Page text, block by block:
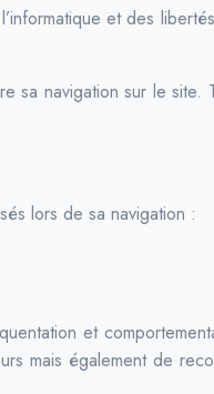
et des
sa navigation sur le
lors de sa navigation :
et
mais également de